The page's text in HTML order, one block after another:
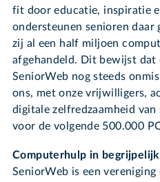
fit door educatie, inspiratie
ondersteunen senioren
zij al een half miljoen
afgehandeld. Dit bewijst dat
SeniorWeb nog steeds
ons, met onze vrijwilligers,
digitale zelfredzaamheid
voor de volgende 500.000
Computerhulp in
SeniorWeb is een